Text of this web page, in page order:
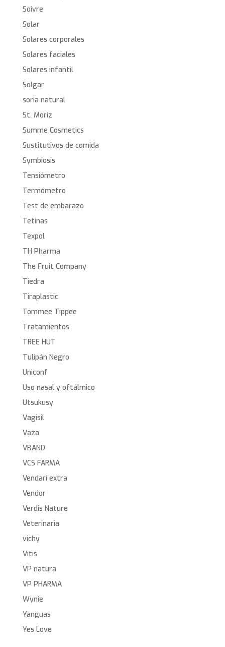
Soivre
Solar
Solares corporales
Solares faciales
Solares infantil
Solgar
soria natural
St. Moriz
Summe Cosmetics
Sustitutivos de comida
Symbiosis
Tensiómetro
Termómetro
Test de embarazo
Tetinas
Texpol
TH Pharma
The Fruit Company
Tiedra
Tiraplastic
Tommee Tippee
Tratamientos
TREE HUT
Tulipán Negro
Uniconf
Uso nasal y oftálmico
Utsukusy
Vagisil
Vaza
VBAND
VCS FARMA
Vendarí extra
Vendor
Verdis Nature
Veterinaria
vichy
Vitis
VP natura
VP PHARMA
Wynie
Yanguas
Yes Love